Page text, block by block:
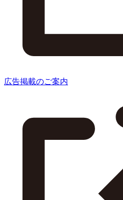
広告掲載のご案内